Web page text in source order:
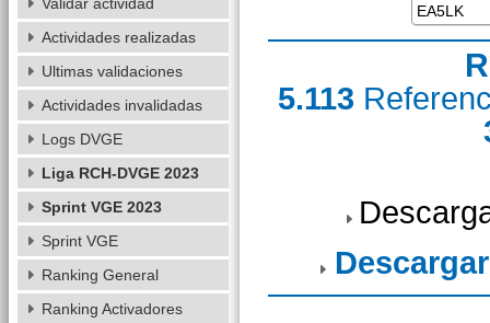
5.113
Actividades realizadas
Ultimas validaciones
Actividades invalidadas
Logs DVGE
Liga RCH-DVGE 2023
Sprint VGE 2023
Sprint VGE
Ranking General
Ranking Activadores